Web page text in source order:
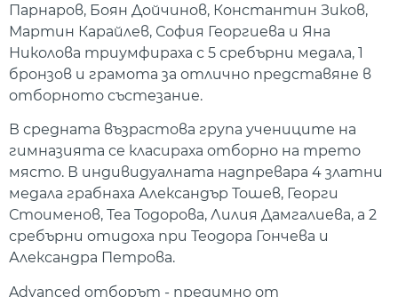
Парнаров, Боян Дойчинов, Константин Зиков,
Мартин Карайлев, София Георгиева и Яна
Николова триумфираха с 5 сребърни медала, 1
бронзов и грамота за отлично представяне в
отборното състезание.
В средната възрастова група учениците на
гимназията се класираха отборно на трето
място. В индивидуалната надпревара 4 златни
медала грабнаха Александър Тошев, Георги
Стоименов, Теа Тодорова, Лилия Дамгалиева, а 2
сребърни отидоха при Теодора Гончева и
Александра Петрова.
Advanced отборът - предимно от